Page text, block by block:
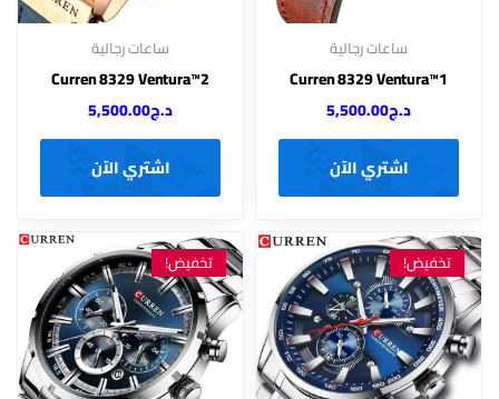
ساعات رجالية
Curren 8329 Ventura™1
د.ج5,500.00
اشتري الآن
ساعات رجالية
Curren 8329 Ventura™2
د.ج5,500.00
اشتري الآن
تخفيض! تخفيض!